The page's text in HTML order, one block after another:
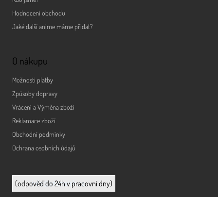
Hodnocení obchodu
Jaké další anime máme přidat?
O nákupu
Možnosti platby
Způsoby dopravy
Vrácení a Výměna zboží
Reklamace zboží
Obchodní podmínky
Ochrana osobních údajů
info@animerch.cz
(odpověď do 24h v pracovní dny)